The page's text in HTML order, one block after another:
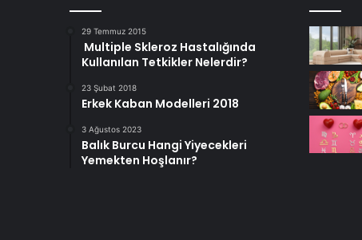
29 Temmuz 2015
Multiple Skleroz Hastalığında
Kullanılan Tetkikler Nelerdir?
23 Şubat 2018
Erkek Kaban Modelleri 2018
3 Ağustos 2023
Balık Burcu Hangi Yiyecekleri
Yemekten Hoşlanır?